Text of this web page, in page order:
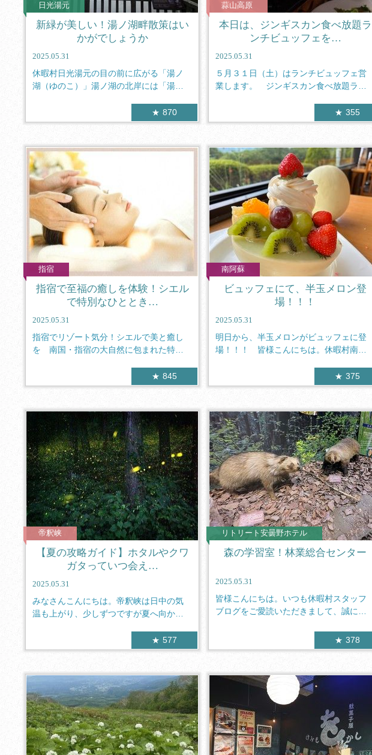
日光湯元
新緑が美しい！湯ノ湖畔散策はい
かがでしょうか
2025.05.31
休暇村日光湯元の目の前に広がる「湯ノ
湖（ゆのこ）」湯ノ湖の北岸には「湯元
870
蒜山高原
本日は、ジンギスカン食べ放題ラ
ンチビュッフェを…
2025.05.31
５月３１日（土）はランチビュッフェ営
業します。 ジンギスカン食べ放題ラン
355
指宿
指宿で至福の癒しを体験！シエル
で特別なひととき…
2025.05.31
指宿でリゾート気分！シエルで美と癒し
を 南国・指宿の大自然に包まれた特別
845
南阿蘇
ビュッフェにて、半玉メロン登
場！！！
2025.05.31
明日から、半玉メロンがビュッフェに登
場！！！ 皆様こんにちは。休暇村南阿
375
帝釈峡
【夏の攻略ガイド】ホタルやクワ
ガタっていつ会え…
2025.05.31
みなさんこんにちは。帝釈峡は日中の気
温も上がり、少しずつですが夏へ向かっ
577
リトリート安曇野ホテル
森の学習室！林業総合センター
2025.05.31
皆様こんにちは。いつも休暇村スタッフ
ブログをご愛読いただきまして、誠にあ
378